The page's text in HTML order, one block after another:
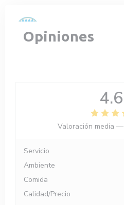
Opiniones
4.6
Valoración media —
Servicio
Ambiente
Comida
Calidad/Precio